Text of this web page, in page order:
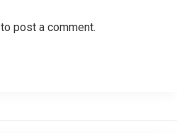
to post a comment.